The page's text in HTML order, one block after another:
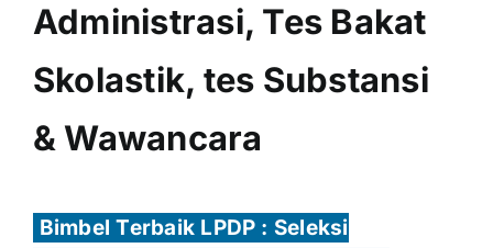
Administrasi, Tes Bakat
Skolastik, tes Substansi
& Wawancara
Bimbel Terbaik LPDP : Seleksi